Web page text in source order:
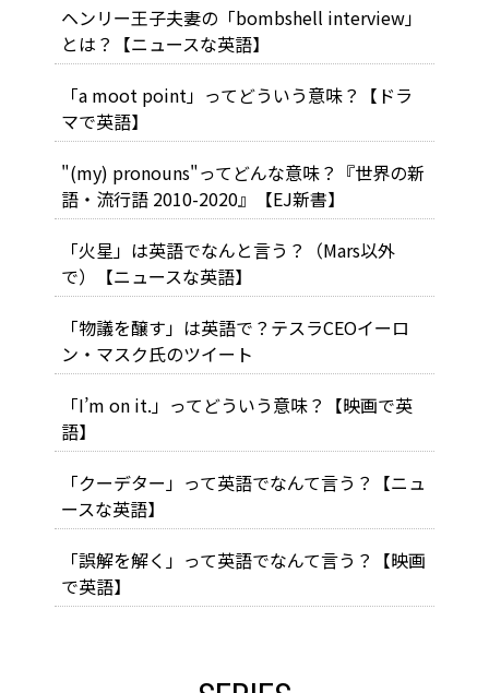
ヘンリー王子夫妻の「bombshell interview」
とは？【ニュースな英語】
「a moot point」ってどういう意味？【ドラ
マで英語】
"(my) pronouns"ってどんな意味？『世界の新
語・流行語 2010-2020』【EJ新書】
「火星」は英語でなんと言う？（Mars以外
で）【ニュースな英語】
「物議を醸す」は英語で？テスラCEOイーロ
ン・マスク氏のツイート
「I’m on it.」ってどういう意味？【映画で英
語】
「クーデター」って英語でなんて言う？【ニュ
ースな英語】
「誤解を解く」って英語でなんて言う？【映画
で英語】